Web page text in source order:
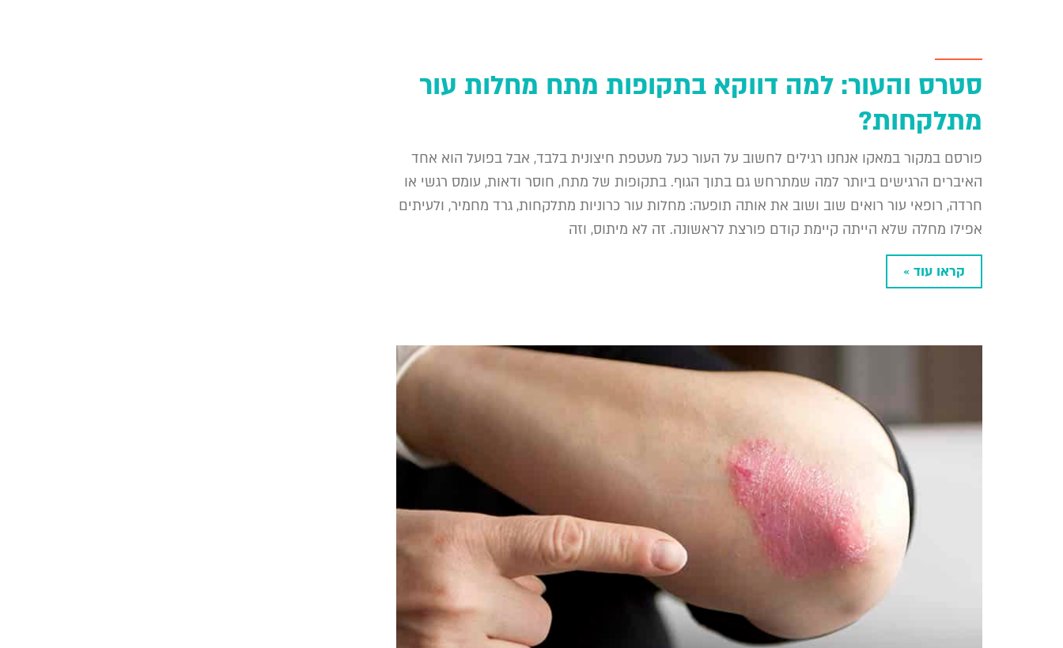
סטרס והעור: למה דווקא בתקופות מתח מחלות עור
מתלקחות?
פורסם במקור במאקו אנחנו רגילים לחשוב על העור כעל מעטפת חיצונית בלבד, אבל בפועל הוא אחד
האיברים הרגישים ביותר למה שמתרחש גם בתוך הגוף. בתקופות של מתח, חוסר ודאות, עומס רגשי או
חרדה, רופאי עור רואים שוב ושוב את אותה תופעה: מחלות עור כרוניות מתלקחות, גרד מחמיר, ולעיתים
אפילו מחלה שלא הייתה קיימת קודם פורצת לראשונה. זה לא מיתוס, וזה
קראו עוד »